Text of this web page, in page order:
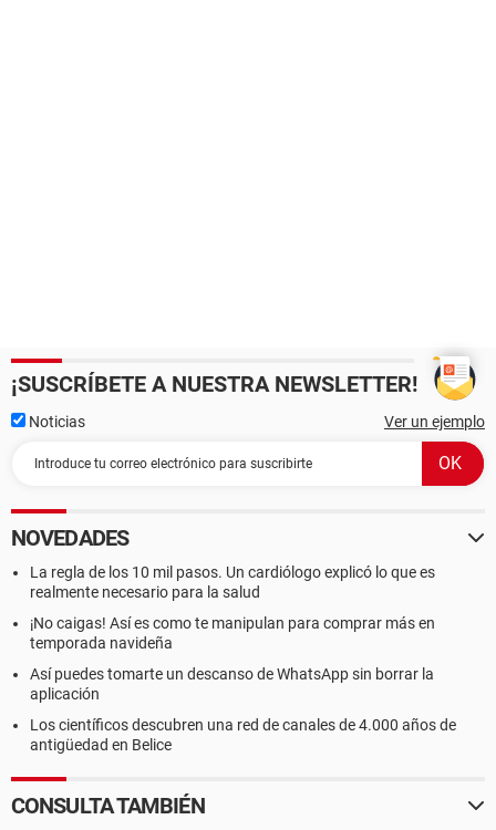
¡SUSCRÍBETE A NUESTRA NEWSLETTER!
Noticias Ver un ejemplo
NOVEDADES
La regla de los 10 mil pasos. Un cardiólogo explicó lo que es
realmente necesario para la salud
¡No caigas! Así es como te manipulan para comprar más en
temporada navideña
Así puedes tomarte un descanso de WhatsApp sin borrar la
aplicación
Los científicos descubren una red de canales de 4.000 años de
antigüedad en Belice
CONSULTA TAMBIÉN